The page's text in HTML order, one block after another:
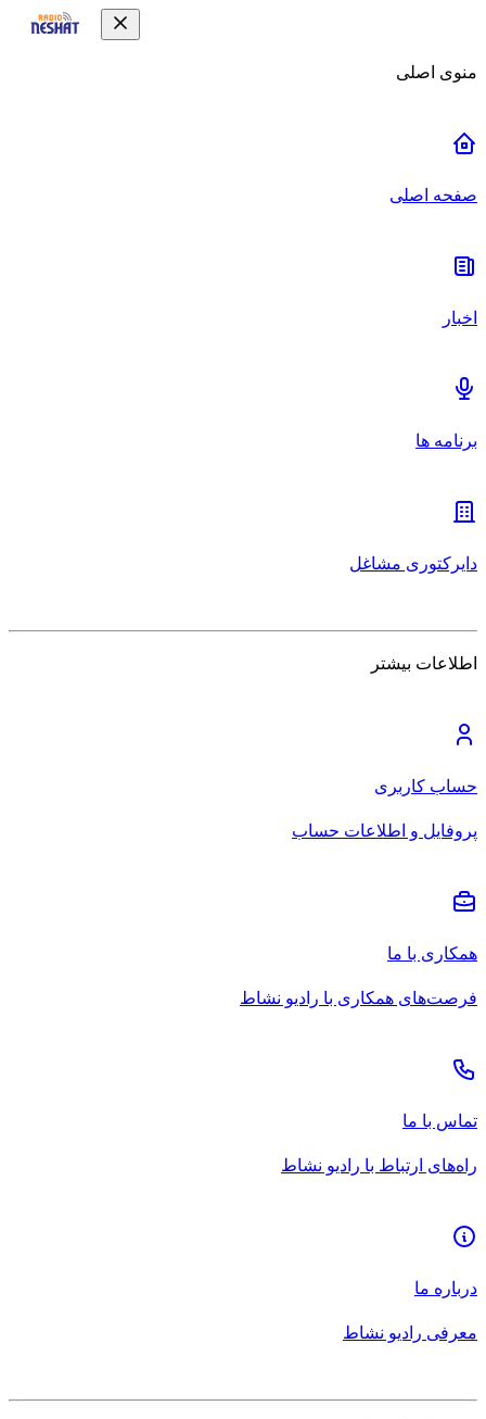
منوی اصلی
صفحه اصلی
اخبار
برنامه ها
دایرکتوری مشاغل
اطلاعات بیشتر
حساب کاربری
پروفایل و اطلاعات حساب
همکاری با ما
فرصت‌های همکاری با رادیو نشاط
تماس با ما
راه‌های ارتباط با رادیو نشاط
درباره ما
معرفی رادیو نشاط